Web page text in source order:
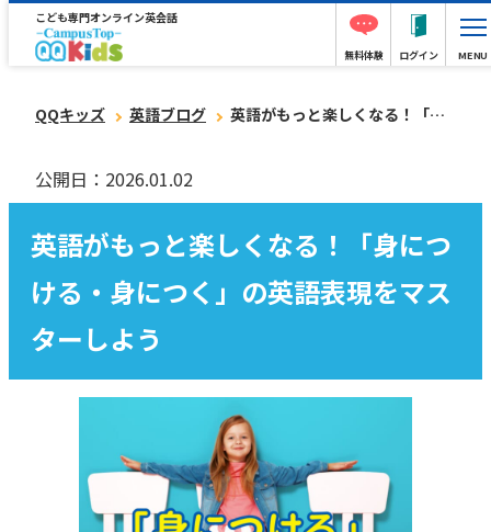
こども専門オンライン英会話
無料体験 ログイン MENU
QQキッズ 英語ブログ 英語がもっと楽しくなる！「身につける・身につく」の英語表現をマスターしよう
公開日：2026.01.02
英語がもっと楽しくなる！「身につ
ける・身につく」の英語表現をマス
ターしよう